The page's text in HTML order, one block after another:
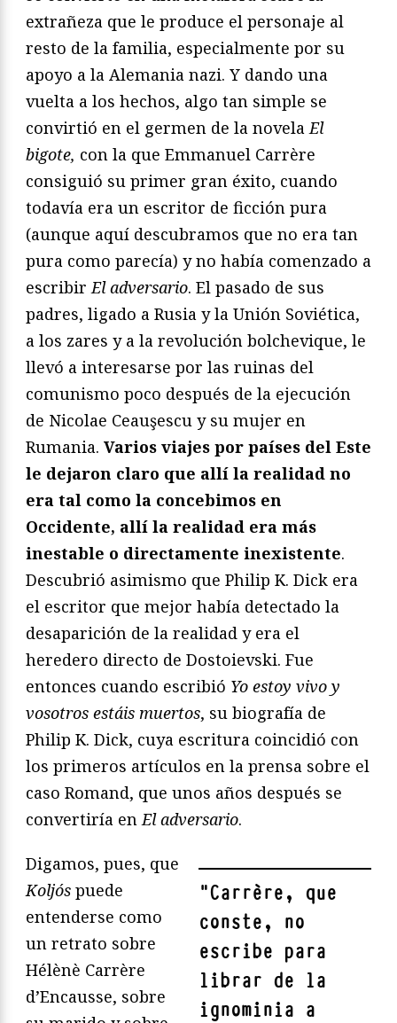
extrañeza que le produce el personaje al
resto de la familia, especialmente por su
apoyo a la Alemania nazi. Y dando una
vuelta a los hechos, algo tan simple se
convirtió en el germen de la novela El
bigote, con la que Emmanuel Carrère
consiguió su primer gran éxito, cuando
todavía era un escritor de ficción pura
(aunque aquí descubramos que no era tan
pura como parecía) y no había comenzado a
escribir El adversario. El pasado de sus
padres, ligado a Rusia y la Unión Soviética,
a los zares y a la revolución bolchevique, le
llevó a interesarse por las ruinas del
comunismo poco después de la ejecución
de Nicolae Ceauşescu y su mujer en
Rumania. Varios viajes por países del Este
le dejaron claro que allí la realidad no
era tal como la concebimos en
Occidente, allí la realidad era más
inestable o directamente inexistente.
Descubrió asimismo que Philip K. Dick era
el escritor que mejor había detectado la
desaparición de la realidad y era el
heredero directo de Dostoievski. Fue
entonces cuando escribió Yo estoy vivo y
vosotros estáis muertos, su biografía de
Philip K. Dick, cuya escritura coincidió con
los primeros artículos en la prensa sobre el
caso Romand, que unos años después se
convertiría en El adversario.
"Carrère, que
conste, no
escribe para
librar de la
ignominia a
Digamos, pues, que
Koljós puede
entenderse como
un retrato sobre
Hélènè Carrère
d’Encausse, sobre